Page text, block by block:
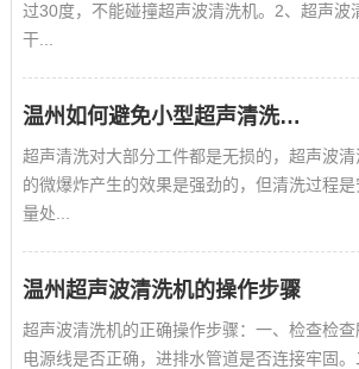
过30度，不能碰撞超声波清洗机。2、超声波
干...
温州如何避免小型超声清洗机损伤的发生
超声清洗对大部分工件都是无损的，超声波
的微爆炸产生的效果是强劲的，但清洗过程
量处...
温州超声波清洗机的操作步骤
超声波清洗机的正确操作步骤：一、检查检
电源线是否正确，进排水管道是否连接牢固